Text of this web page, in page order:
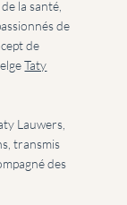
la santé,
de
de
Taty
Lauwers,
transmis
des